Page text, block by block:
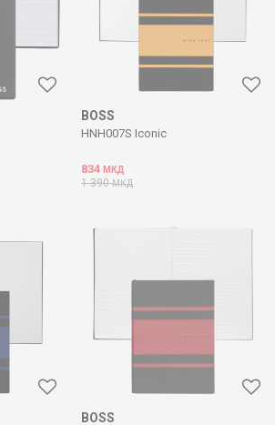
BOSS
HNH007S Iconic
834 МКД
1.390МКД
BOSS